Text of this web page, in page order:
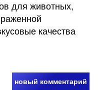
для животных,
качества
новый комментарий